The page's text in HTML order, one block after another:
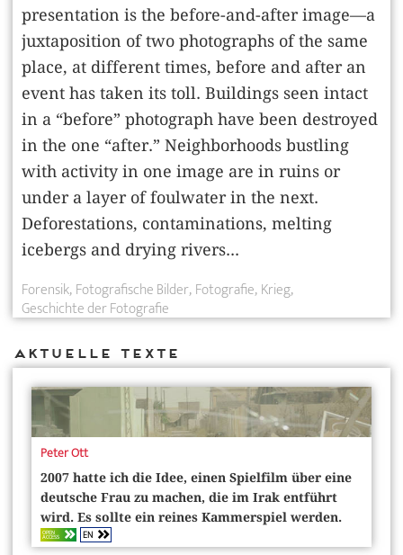
presentation is the before-and-after image—a
juxtaposition of two photographs of the same
place, at different times, before and after an
event has taken its toll. Buildings seen intact
in a “before” photograph have been destroyed
in the one “after.” Neighborhoods bustling
with activity in one image are in ruins or
under a layer of foulwater in the next.
Deforestations, contaminations, melting
icebergs and drying rivers...
Forensik Fotografische Bilder Fotografie Krieg
Geschichte der Fotografie
Aktuelle Texte
Peter Ott
2007 hatte ich die Idee, einen Spielfilm über eine
deutsche Frau zu machen, die im Irak entführt
wird. Es sollte ein reines Kammerspiel werden.
OPEN
ACCESS EN